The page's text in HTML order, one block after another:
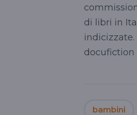
di libri in
docufiction
bambini